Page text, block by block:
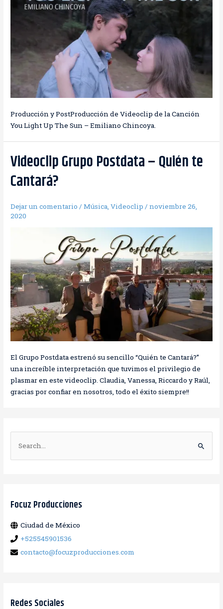
Producción y PostProducción de Videoclip de la Canción
You Light Up The Sun – Emiliano Chincoya.
Videoclip Grupo Postdata – Quién te
Cantará?
Dejar un comentario /Música,Videoclip /noviembre 26,
2020
El Grupo Postdata estrenó su sencillo “Quién te Cantará?”
una increíble interpretación que tuvimos el privilegio de
plasmar en este videoclip. Claudia, Vanessa, Riccardo y Raúl,
gracias por confiar en nosotros, todo el éxito siempre!!
u
a
:
Focuz Producciones
Ciudad de México
+525545901536
contacto@focuzproducciones.com
Redes Sociales